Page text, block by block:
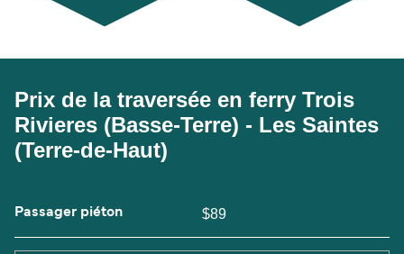
Prix de la traversée en ferry Trois
Rivieres (Basse-Terre) - Les Saintes
(Terre-de-Haut)
Passager piéton $89